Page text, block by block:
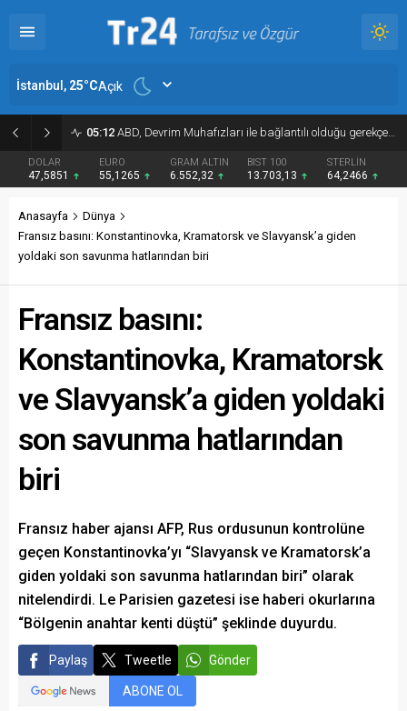
03:36 Trump: Anlaşma yapmayı tercih ederim
DOLAR
47,5851
EURO
55,1265
GRAM ALTIN
6.552,32
BIST 100
13.703,13
STERLİN
64,2466
İstanbul, 25°CAçık
Anasayfa
Dünya
Fransız basını: Konstantinovka, Kramatorsk ve Slavyansk’a giden
yoldaki son savunma hatlarından biri
Fransız basını:
Konstantinovka, Kramatorsk
ve Slavyansk’a giden yoldaki
son savunma hatlarından
biri
Fransız haber ajansı AFP, Rus ordusunun kontrolüne
geçen Konstantinovka’yı “Slavyansk ve Kramatorsk’a
giden yoldaki son savunma hatlarından biri” olarak
nitelendirdi. Le Parisien gazetesi ise haberi okurlarına
“Bölgenin anahtar kenti düştü” şeklinde duyurdu.
Paylaş Tweetle Gönder
ABONE OL